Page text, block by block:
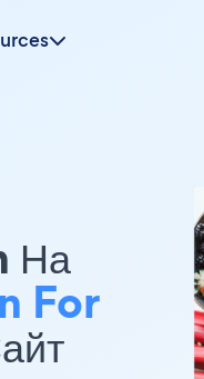
На
For